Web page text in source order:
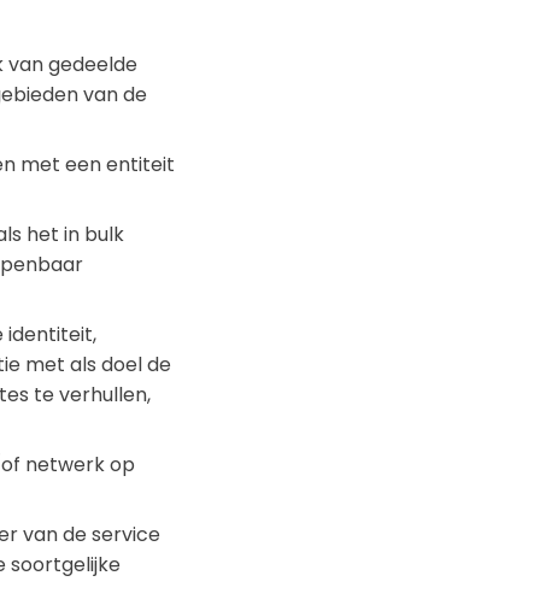
van gedeelde
van de
met een entiteit
het in bulk
identiteit,
met als doel de
te verhullen,
netwerk op
van de service
soortgelijke